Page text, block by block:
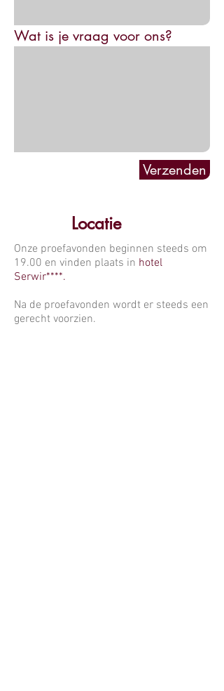
Wat is je vraag voor ons?
Verzenden
Locatie
Onze proefavonden beginnen steeds om
19.00 en vinden plaats in hotel
Serwir****.
Na de proefavonden wordt er steeds een
gerecht voorzien.